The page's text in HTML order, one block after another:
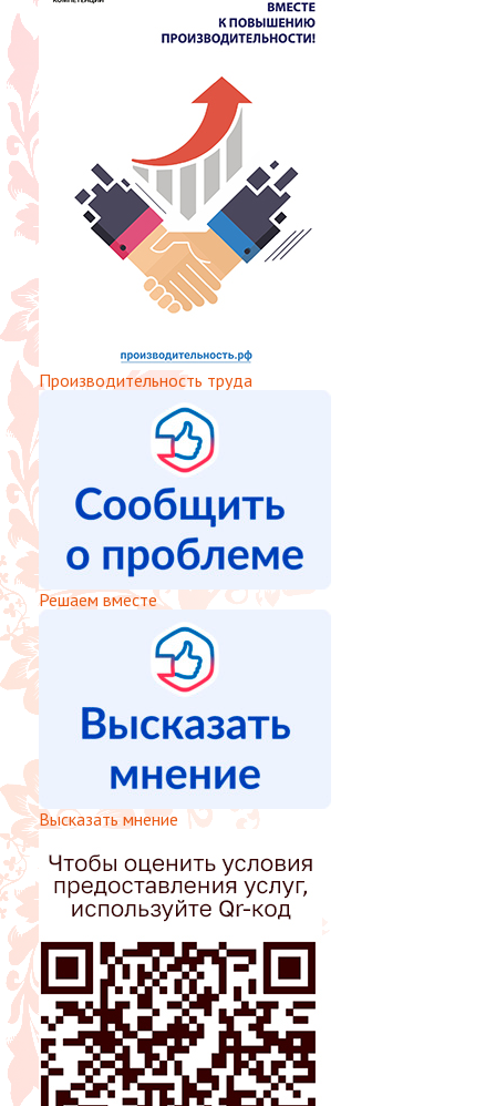
Производительность труда
Решаем вместе
Высказать мнение